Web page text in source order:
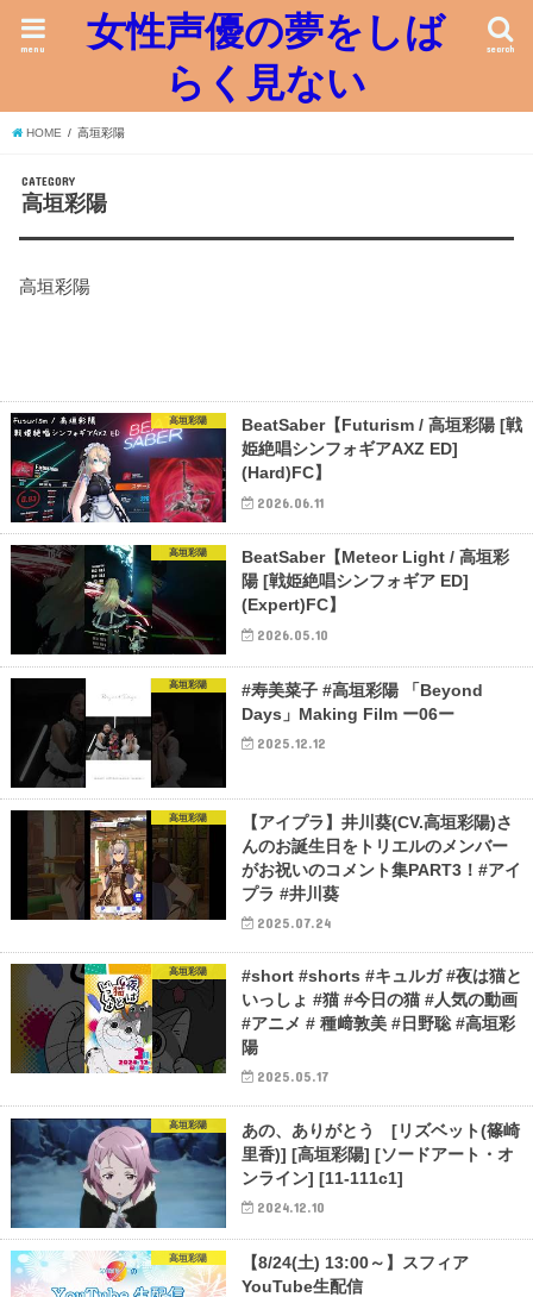
女性声優の夢をしば
らく見ない
search
menu
HOME 高垣彩陽
CATEGORY
高垣彩陽
高垣彩陽
高垣彩陽
BeatSaber【Futurism / 高垣彩陽 [戦
姫絶唱シンフォギアAXZ ED]
(Hard)FC】
2026.06.11
高垣彩陽
BeatSaber【Meteor Light / 高垣彩
陽 [戦姫絶唱シンフォギア ED]
(Expert)FC】
2026.05.10
高垣彩陽
#寿美菜子 #高垣彩陽 「Beyond
Days」Making Film ー06ー
2025.12.12
高垣彩陽
【アイプラ】井川葵(CV.高垣彩陽)さ
んのお誕生日をトリエルのメンバー
がお祝いのコメント集PART3！#アイ
プラ #井川葵
2025.07.24
高垣彩陽
#short #shorts #キュルガ #夜は猫と
いっしょ #猫 #今日の猫 #人気の動画
#アニメ # 種﨑敦美 #日野聡 #高垣彩
陽
2025.05.17
高垣彩陽
あの、ありがとう [リズベット(篠崎
里香)] [高垣彩陽] [ソードアート・オ
ンライン] [11-111c1]
2024.12.10
高垣彩陽
【8/24(土) 13:00～】スフィア
YouTube生配信